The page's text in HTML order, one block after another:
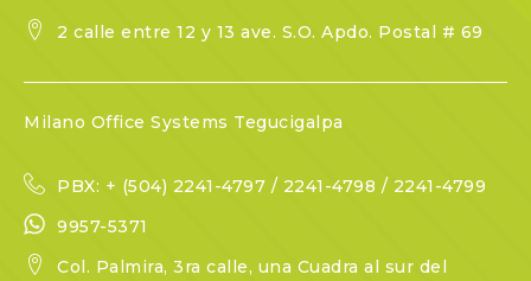
2 calle entre 12 y 13 ave. S.O. Apdo. Postal # 69
Milano Office Systems Tegucigalpa
PBX: + (504) 2241-4797 / 2241-4798 / 2241-4799
9957-5371
Col. Palmira, 3ra calle, una Cuadra al sur del